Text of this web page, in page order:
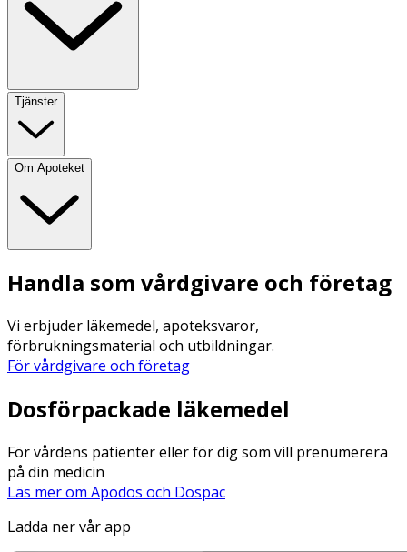
Tjänster
Om Apoteket
Handla som vårdgivare och företag
Vi erbjuder läkemedel, apoteksvaror,
förbrukningsmaterial och utbildningar.
För vårdgivare och företag
Dosförpackade läkemedel
För vårdens patienter eller för dig som vill prenumerera
på din medicin
Läs mer om Apodos och Dospac
Ladda ner vår app